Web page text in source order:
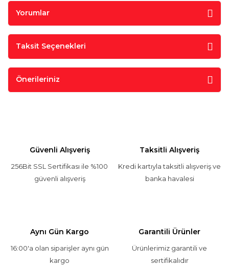
Yorumlar
Taksit Seçenekleri
Önerileriniz
Güvenli Alışveriş
256Bit SSL Sertifikası ile %100
güvenli alışveriş
Taksitli Alışveriş
Kredi kartıyla taksitli alışveriş ve
banka havalesi
Aynı Gün Kargo
16:00'a olan siparişler aynı gün
kargo
Garantili Ürünler
Ürünlerimiz garantili ve
sertifikalıdır